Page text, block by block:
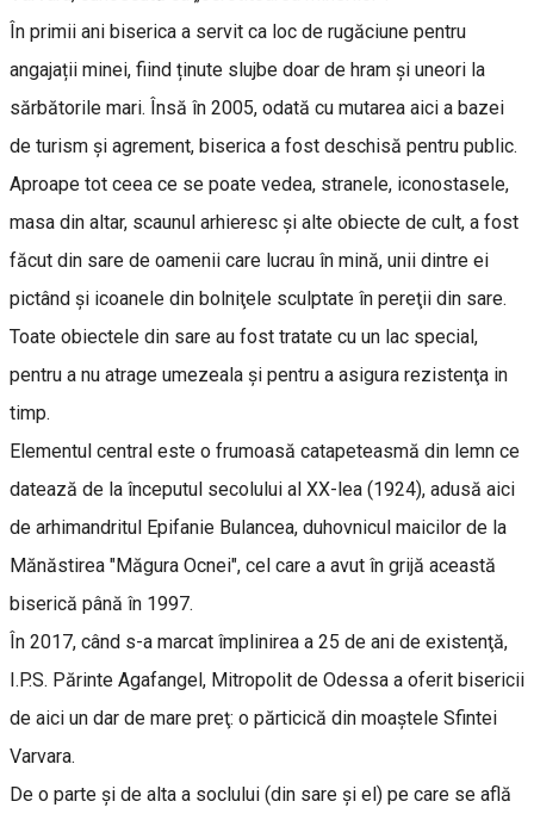
În primii ani biserica a servit ca loc de rugăciune pentru
angajații minei, fiind ținute slujbe doar de hram și uneori la
sărbătorile mari. Însă în 2005, odată cu mutarea aici a bazei
de turism și agrement, biserica a fost deschisă pentru public.
Aproape tot ceea ce se poate vedea, stranele, iconostasele,
masa din altar, scaunul arhieresc şi alte obiecte de cult, a fost
făcut din sare de oamenii care lucrau în mină, unii dintre ei
pictând și icoanele din bolniţele sculptate în pereţii din sare.
Toate obiectele din sare au fost tratate cu un lac special,
pentru a nu atrage umezeala şi pentru a asigura rezistenţa in
timp.
Elementul central este o frumoasă catapeteasmă din lemn ce
datează de la începutul secolului al XX-lea (1924), adusă aici
de arhimandritul Epifanie Bulancea, duhovnicul maicilor de la
Mănăstirea "Măgura Ocnei", cel care a avut în grijă această
biserică până în 1997.
În 2017, când s-a marcat împlinirea a 25 de ani de existenţă,
I.P.S. Părinte Agafangel, Mitropolit de Odessa a oferit bisericii
de aici un dar de mare preţ: o părticică din moaştele Sfintei
Varvara.
De o parte și de alta a soclului (din sare și el) pe care se află